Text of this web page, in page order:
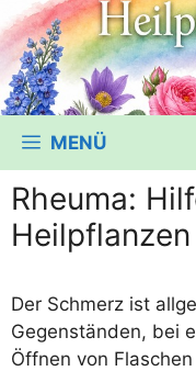
MENÜ
Rheuma:
Heilpflanzen
Der Schmerz ist
Gegen­stän­den, bei
Öff­nen von